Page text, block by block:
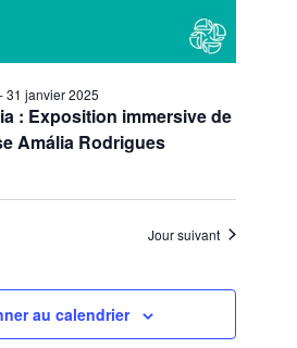
: Exposition immersive de
Amália Rodrigues
-31 janvier 2025
Jour suivant
au calendrier